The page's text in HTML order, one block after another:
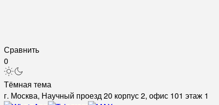
Сравнить
0
Тёмная тема
г. Москва, Научный проезд 20 корпус 2, офис 101 этаж 1